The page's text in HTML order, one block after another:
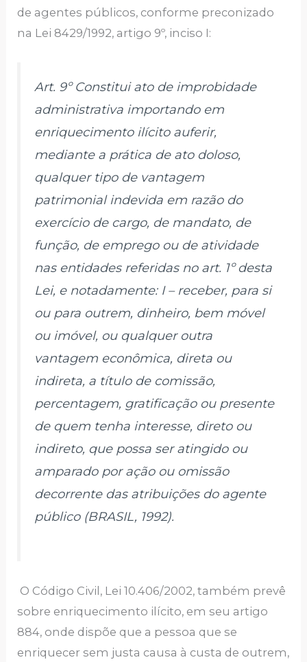
de agentes públicos, conforme preconizado
na Lei 8429/1992, artigo 9º, inciso I:
Art. 9º Constitui ato de improbidade
administrativa importando em
enriquecimento ilícito auferir,
mediante a prática de ato doloso,
qualquer tipo de vantagem
patrimonial indevida em razão do
exercício de cargo, de mandato, de
função, de emprego ou de atividade
nas entidades referidas no art. 1º desta
Lei, e notadamente: I – receber, para si
ou para outrem, dinheiro, bem móvel
ou imóvel, ou qualquer outra
vantagem econômica, direta ou
indireta, a título de comissão,
percentagem, gratificação ou presente
de quem tenha interesse, direto ou
indireto, que possa ser atingido ou
amparado por ação ou omissão
decorrente das atribuições do agente
público (BRASIL, 1992).
O Código Civil, Lei 10.406/2002, também prevê
sobre enriquecimento ilícito, em seu artigo
884, onde dispõe que a pessoa que se
enriquecer sem justa causa à custa de outrem,